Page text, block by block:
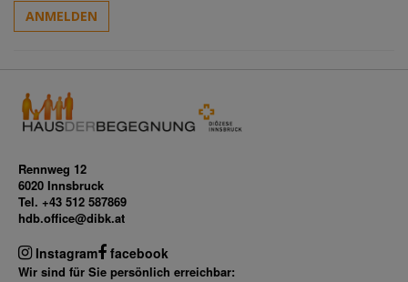
ANMELDEN
Rennweg 12
6020 Innsbruck
Tel. +43 512 587869
hdb.office@dibk.at
Instagram facebook
Wir sind für Sie persönlich erreichbar: